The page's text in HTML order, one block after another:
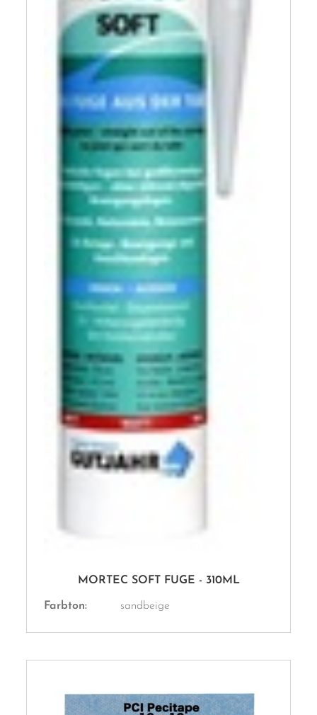
MORTEC SOFT FUGE - 310ML
Farbton: sandbeige